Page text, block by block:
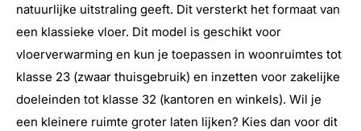
natuurlijke uitstraling geeft. Dit versterkt het formaat van
een klassieke vloer. Dit model is geschikt voor
vloerverwarming en kun je toepassen in woonruimtes tot
klasse 23 (zwaar thuisgebruik) en inzetten voor zakelijke
doeleinden tot klasse 32 (kantoren en winkels). Wil je
een kleinere ruimte groter laten lijken? Kies dan voor dit